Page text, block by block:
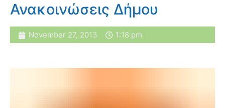
Ανακοινώσεις Δήμου
November 27, 2013 1:18 pm